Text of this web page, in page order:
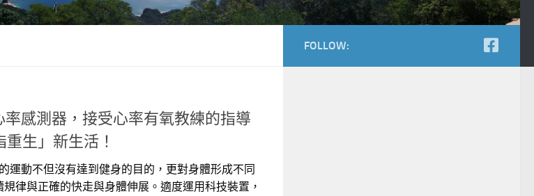
率感測器，接受心率有氧教練的指導
生」新生活！
運動不但沒有達到健身的目的，更對身體形成不同
律與正確的快走與身體伸展。適度運用科技裝置，
FOLLOW: